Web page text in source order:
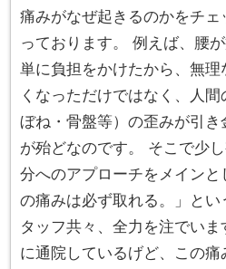
痛みがなぜ起きるのかをチ
っております。 例えば、腰
単に負担をかけたから、無
くなっただけではなく、人
ぼね・骨盤等）の歪みが引き
が殆どなのです。 そこで少
分へのアプローチをメイン
の痛みは必ず取れる。」とい
タッフ共々、全力を注でい
に通院しているげど、この